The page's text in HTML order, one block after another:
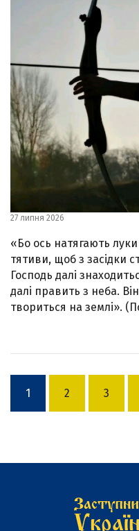
27 липня 2026
«Бо ось натягають
тятиви, щоб з засідки
Господь далі
далі править з неба.
твориться на землі».
1 2 3